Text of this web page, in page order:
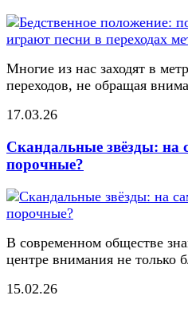
Многие из нас заходят в
переходов, не обращая
17.03.26
Скандальные звёзды: на
порочные?
В современном обществе
центре внимания не только
15.02.26